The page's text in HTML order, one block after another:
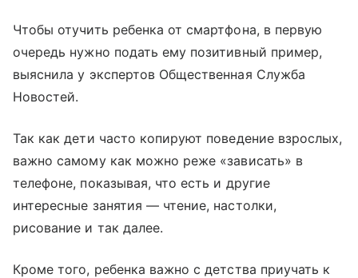
Чтобы отучить ребенка от смартфона, в первую
очередь нужно подать ему позитивный пример,
выяснила у экспертов Общественная Служба
Новостей.
Так как дети часто копируют поведение взрослых,
важно самому как можно реже «зависать» в
телефоне, показывая, что есть и другие
интересные занятия — чтение, настолки,
рисование и так далее.
Кроме того, ребенка важно с детства приучать к